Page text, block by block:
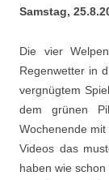
Samstag,
Die vier
Regenwetter in
vergnügtem
dem grünen
Wochenende
Videos das
haben wie schon